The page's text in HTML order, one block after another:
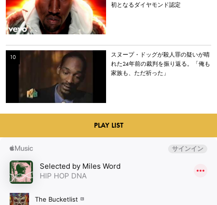
初となるダイヤモンド認定
スヌープ・ドッグが殺人罪の疑いが晴
れた24年前の裁判を振り返る。「俺も
家族も、ただ祈った」
PLAY LIST